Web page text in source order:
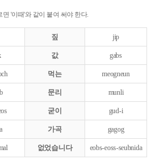
'이때'와 같이 붙여 써야 한다.
짚 jip
값 gabs
먹는 meogneun
문리 munli
굳이 gud-i
가곡 gagog
없었습니다 eobs-eoss-seubnida